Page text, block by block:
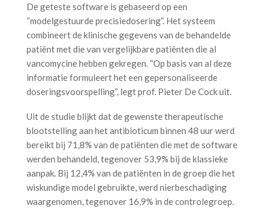
De geteste software is gebaseerd op een
“modelgestuurde precisiedosering”. Het systeem
combineert de klinische gegevens van de behandelde
patiënt met die van vergelijkbare patiënten die al
vancomycine hebben gekregen. “Op basis van al deze
informatie formuleert het een gepersonaliseerde
doseringsvoorspelling”, legt prof. Pieter De Cock uit.
Uit de studie blijkt dat de gewenste therapeutische
blootstelling aan het antibioticum binnen 48 uur werd
bereikt bij 71,8% van de patiënten die met de software
werden behandeld, tegenover 53,9% bij de klassieke
aanpak. Bij 12,4% van de patiënten in de groep die het
wiskundige model gebruikte, werd nierbeschadiging
waargenomen, tegenover 16,9% in de controlegroep.